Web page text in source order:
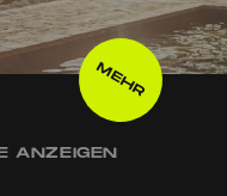
MEHR
ANZEIGEN